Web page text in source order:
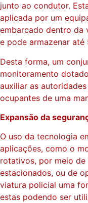
junto ao condutor.
aplicada por um
embarcado dentro da
e pode armazenar
Desta forma, um
monitoramento
auxiliar as
ocupantes de uma
Expansão da
O uso da tecnologia
aplicações, como o
rotativos, por meio
estacionados, ou de
viatura policial uma
estas podendo ser